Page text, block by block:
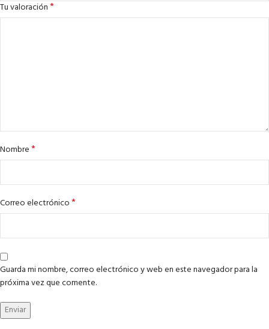
Tu valoración*
Nombre*
Correo electrónico*
Guarda mi nombre, correo electrónico y web en este navegador para la
próxima vez que comente.